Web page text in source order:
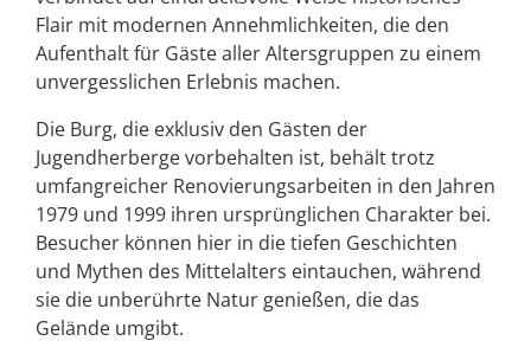
Flair mit modernen Annehmlichkeiten, die den
Aufenthalt für Gäste aller Altersgruppen zu einem
unvergesslichen Erlebnis machen.
Die Burg, die exklusiv den Gästen der
Jugendherberge vorbehalten ist, behält trotz
umfangreicher Renovierungsarbeiten in den Jahren
1979 und 1999 ihren ursprünglichen Charakter bei.
Besucher können hier in die tiefen Geschichten
und Mythen des Mittelalters eintauchen, während
sie die unberührte Natur genießen, die das
Gelände umgibt.